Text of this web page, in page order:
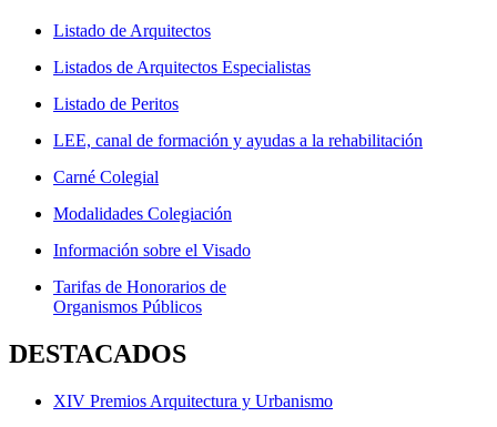
Listado de Arquitectos
Listados de Arquitectos Especialistas
Listado de Peritos
LEE, canal de formación y ayudas a la rehabilitación
Carné Colegial
Modalidades Colegiación
Información sobre el Visado
Tarifas de Honorarios de
Organismos Públicos
DESTACADOS
XIV Premios Arquitectura y Urbanismo